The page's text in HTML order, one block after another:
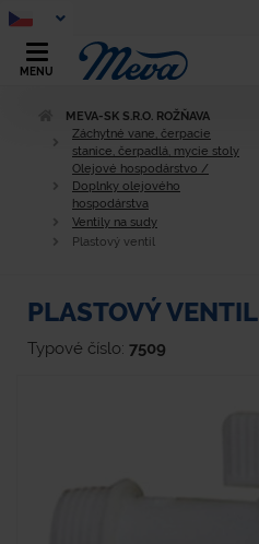
MENU
MEVA-SK S.R.O. ROŽŇAVA
Záchytné vane, čerpacie
stanice, čerpadlá, mycie stoly
Olejové hospodárstvo /
Doplnky olejového
hospodárstva
Ventily na sudy
Plastový ventil
PLASTOVÝ VENTIL
Typové číslo: 7509